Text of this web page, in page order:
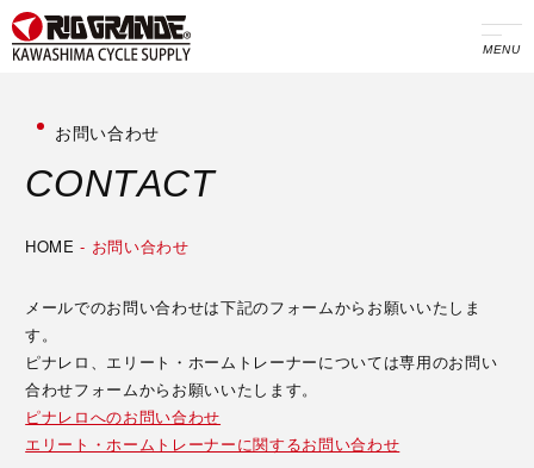
MENU
お問い合わせ
CONTACT
HOME - お問い合わせ
メールでのお問い合わせは下記のフォームからお願いいたしま
す。
ピナレロ、エリート・ホームトレーナーについては専用のお問い
合わせフォームからお願いいたします。
ピナレロへのお問い合わせ
エリート・ホームトレーナーに関するお問い合わせ